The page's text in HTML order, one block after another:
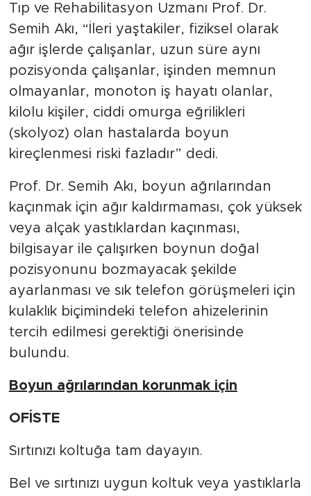
Tıp ve Rehabilitasyon Uzmanı Prof. Dr.
Semih Akı, “İleri yaştakiler, fiziksel olarak
ağır işlerde çalışanlar, uzun süre aynı
pozisyonda çalışanlar, işinden memnun
olmayanlar, monoton iş hayatı olanlar,
kilolu kişiler, ciddi omurga eğrilikleri
(skolyoz) olan hastalarda boyun
kireçlenmesi riski fazladır” dedi.
Prof. Dr. Semih Akı, boyun ağrılarından
kaçınmak için ağır kaldırmaması, çok yüksek
veya alçak yastıklardan kaçınması,
bilgisayar ile çalışırken boynun doğal
pozisyonunu bozmayacak şekilde
ayarlanması ve sık telefon görüşmeleri için
kulaklık biçimindeki telefon ahizelerinin
tercih edilmesi gerektiği önerisinde
bulundu.
Boyun ağrılarından korunmak için
OFİSTE
Sırtınızı koltuğa tam dayayın.
Bel ve sırtınızı uygun koltuk veya yastıklarla